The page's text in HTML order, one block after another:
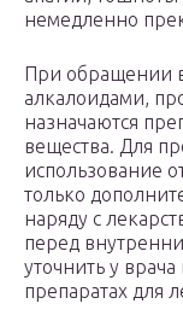
немедленно
При обращении
алкалоидами,
назначаются
вещества. Для
использование
только
наряду с
перед
уточнить у
препаратах для